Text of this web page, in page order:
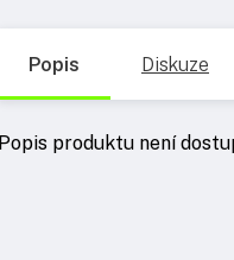
Popis Diskuze
Popis produktu není